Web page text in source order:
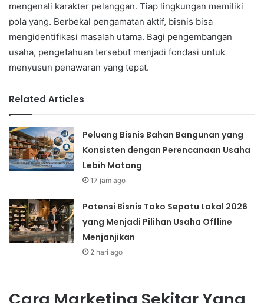
mengenali karakter pelanggan. Tiap lingkungan memiliki
pola yang. Berbekal pengamatan aktif, bisnis bisa
mengidentifikasi masalah utama. Bagi pengembangan
usaha, pengetahuan tersebut menjadi fondasi untuk
menyusun penawaran yang tepat.
Related Articles
Peluang Bisnis Bahan Bangunan yang
Konsisten dengan Perencanaan Usaha
Lebih Matang
17 jam ago
Potensi Bisnis Toko Sepatu Lokal 2026
yang Menjadi Pilihan Usaha Offline
Menjanjikan
2 hari ago